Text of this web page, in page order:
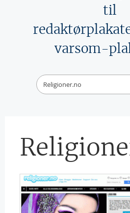
til
varsom-
Religioner.no